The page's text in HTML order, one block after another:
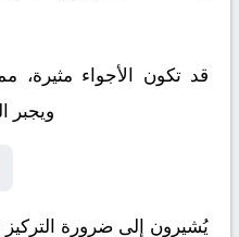
قد تكون الأجواء مثيرة،
ويجبر
يُشيرون إلى ضرورة